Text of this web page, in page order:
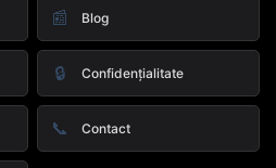
📰 Blog
🔒 Confidențialitate
📞 Contact